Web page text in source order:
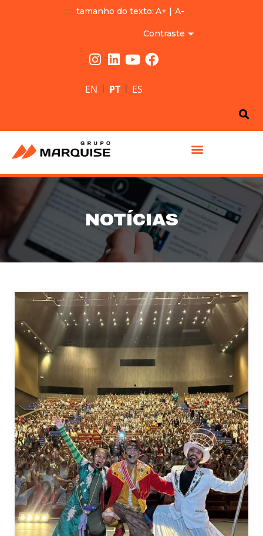
tamanho do texto: A+ | A-
Contraste
EN | PT | ES
NOTÍCIAS